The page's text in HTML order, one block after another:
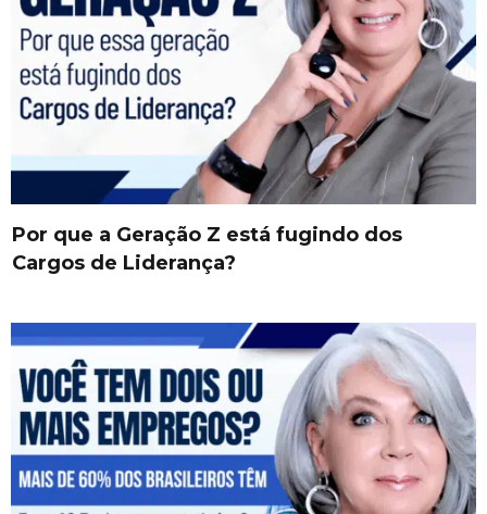
Por que a Geração Z está fugindo dos
Cargos de Liderança?